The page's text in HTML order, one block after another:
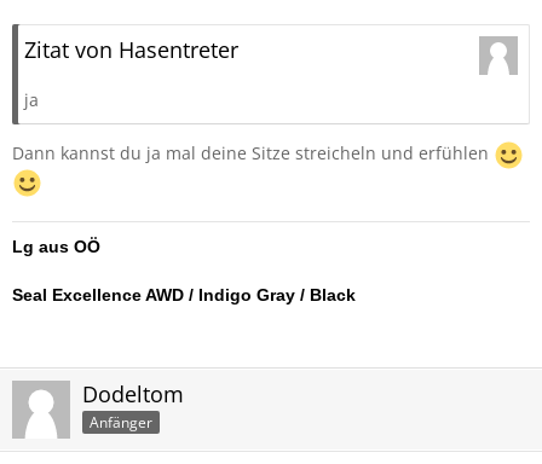
Zitat von Hasentreter
ja
Dann kannst du ja mal deine Sitze streicheln und erfühlen
Lg aus OÖ
Seal Excellence AWD / Indigo Gray / Black
Dodeltom
Anfänger